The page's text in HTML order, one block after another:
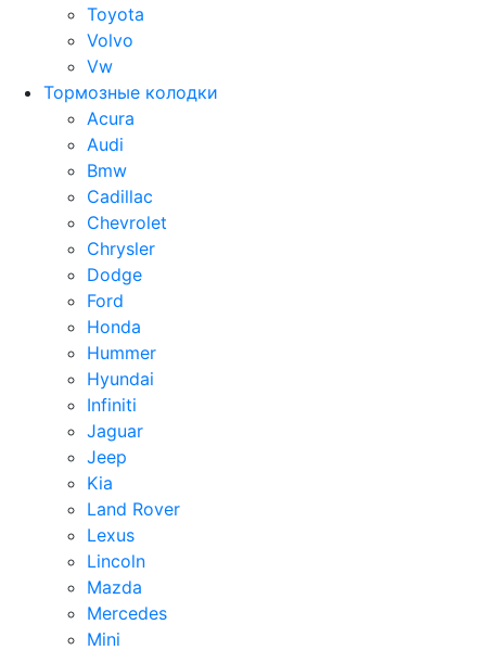
Toyota
Volvo
Vw
Тормозные колодки
Acura
Audi
Bmw
Cadillac
Chevrolet
Chrysler
Dodge
Ford
Honda
Hummer
Hyundai
Infiniti
Jaguar
Jeep
Kia
Land Rover
Lexus
Lincoln
Mazda
Mercedes
Mini